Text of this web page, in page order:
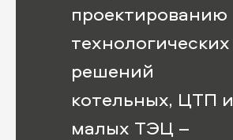
проектированию
технологических
решений
котельных, ЦТП и
малых ТЭЦ –